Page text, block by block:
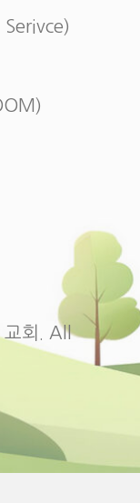
회. All